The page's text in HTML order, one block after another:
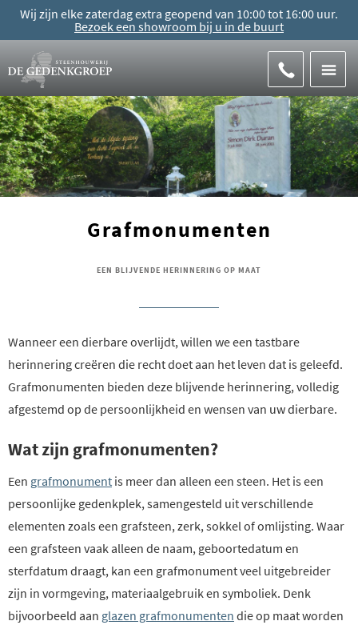
Wij zijn elke zaterdag extra geopend van 10:00 tot 16:00 uur.
Bezoek een showroom bij u in de buurt
Grafmonumenten
EEN BLIJVENDE HERINNERING OP MAAT
Wanneer een dierbare overlijdt, willen we een tastbare
herinnering creëren die recht doet aan het leven dat is geleefd.
Grafmonumenten bieden deze blijvende herinnering, volledig
afgestemd op de persoonlijkheid en wensen van uw dierbare.
Wat zijn grafmonumenten?
Een grafmonument is meer dan alleen een steen. Het is een
persoonlijke gedenkplek, samengesteld uit verschillende
elementen zoals een grafsteen, zerk, sokkel of omlijsting. Waar
een grafsteen vaak alleen de naam, geboortedatum en
sterfdatum draagt, kan een grafmonument veel uitgebreider
zijn in vormgeving, materiaalgebruik en symboliek. Denk
bijvoorbeeld aan glazen grafmonumenten die op maat worden